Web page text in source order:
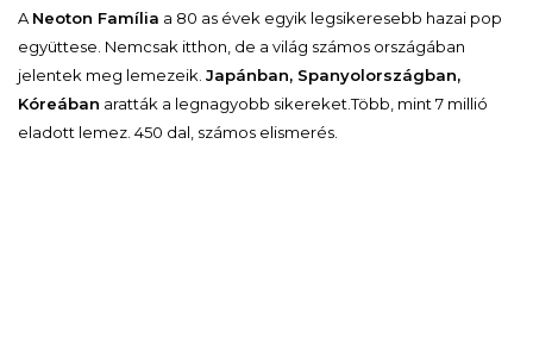
A Neoton Família a 80 as évek egyik legsikeresebb hazai pop
együttese. Nemcsak itthon, de a világ számos országában
jelentek meg lemezeik. Japánban, Spanyolországban,
Kóreában aratták a legnagyobb sikereket.Több, mint 7 millió
eladott lemez. 450 dal, számos elismerés.